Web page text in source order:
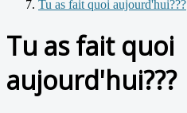
Tu as fait quoi aujourd'hui???
Tu as fait quoi
aujourd'hui???